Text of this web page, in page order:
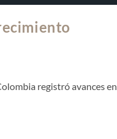
registró avances en